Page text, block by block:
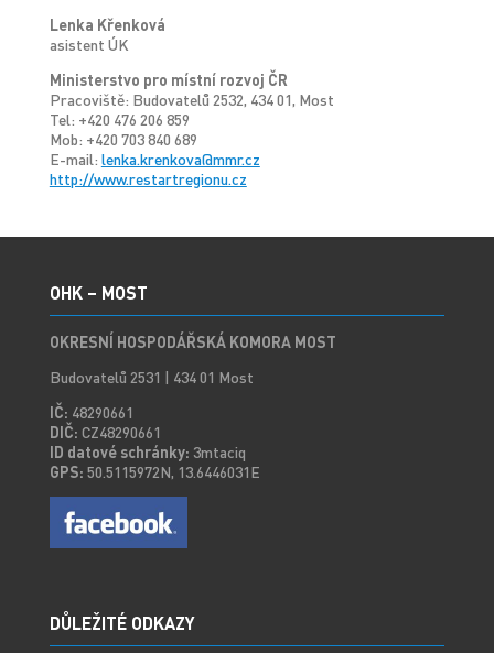
Lenka Křenková
asistent ÚK
Ministerstvo pro místní rozvoj ČR
Pracoviště: Budovatelů 2532, 434 01, Most
Tel: +420 476 206 859
Mob: +420 703 840 689
E-mail: lenka.krenkova@mmr.cz
http://www.restartregionu.cz
OHK – MOST
OKRESNÍ HOSPODÁŘSKÁ KOMORA MOST
Budovatelů 2531 | 434 01 Most
IČ: 48290661
DIČ: CZ48290661
ID datové schránky: 3mtaciq
GPS: 50.5115972N, 13.6446031E
DŮLEŽITÉ ODKAZY